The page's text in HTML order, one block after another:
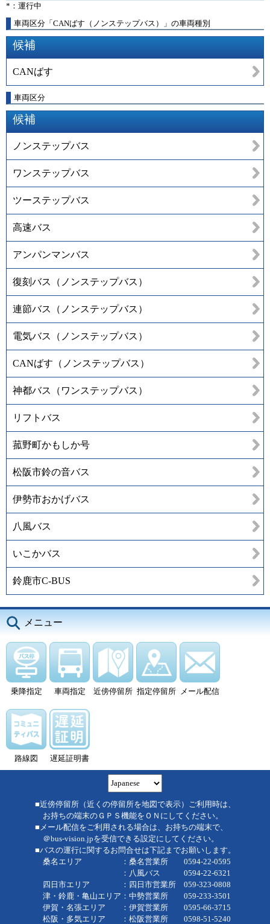
*：運行中
車両区分「CANばす（ノンステップバス）」の車両種別
候補
CANばす
車両区分
候補
ノンステップバス
ワンステップバス
ツーステップバス
高速バス
アンパンマンバス
復刻バス（ノンステップバス）
連節バス（ノンステップバス）
電気バス（ノンステップバス）
CANばす（ノンステップバス）
神都バス（ワンステップバス）
リフトバス
菰野町かもしか号
松阪市鈴の音バス
伊勢市おかげバス
八風バス
いこかバス
鈴鹿市C-BUS
メニュー
乗降指定 車両指定 近傍停留所 指定停留所 メール配信
路線図 遅延証明書
■近傍停留所（近くの停留所を地図で表示）ご利用時は、
お持ちの端末のＧＰＳ機能をＯＮにしてください。
■メール配信をご利用される場合は、お持ちの端末で、
＠bus-vision.jpを受信できる設定にしてください。
■バスの運行に関するお問合せは下記までお願いします。
桑名エリア ：桑名営業所 0594-22-0595
：八風バス 0594-22-6321
四日市エリア ：四日市営業所 059-323-0808
津・鈴鹿・亀山エリア：中勢営業所 059-233-3501
伊賀・名張エリア ：伊賀営業所 0595-66-3715
松阪・多気エリア ：松阪営業所 0598-51-5240